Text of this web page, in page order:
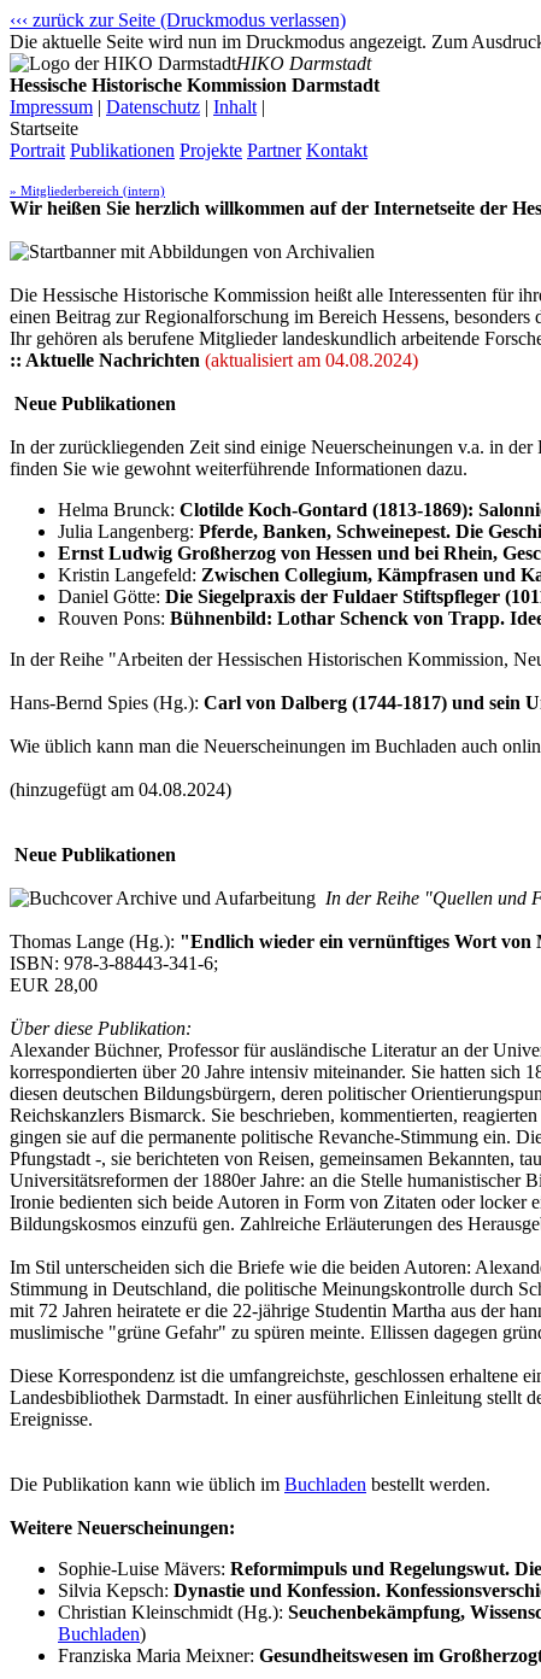
‹‹‹ zurück zur Seite (Druckmodus verlassen)
Die aktuelle Seite wird nun im Druckmodus angezeigt. Zum
HIKO Darmstadt
Hessische Historische Kommission Darmstadt
Impressum | Datenschutz | Inhalt |
Startseite
Portrait Publikationen Projekte Partner Kontakt
» Mitgliederbereich (intern)
Wir heißen Sie herzlich willkommen auf der Internetseite der
Die Hessische Historische Kommission heißt alle Interessenten für
einen Beitrag zur Regionalforschung im Bereich Hessens,
Ihr gehören als berufene Mitglieder landeskundlich arbeitende
:: Aktuelle Nachrichten (aktualisiert am 04.08.2024)
Neue Publikationen
In der zurückliegenden Zeit sind einige Neuerscheinungen v.a. in
finden Sie wie gewohnt weiterführende Informationen dazu.
Helma Brunck: Clotilde Koch-Gontard (1813-1869):
Julia Langenberg: Pferde, Banken, Schweinepest. Die
Ernst Ludwig Großherzog von Hessen und bei Rhein,
Kristin Langefeld: Zwischen Collegium, Kämpfrasen und
Daniel Götte: Die Siegelpraxis der Fuldaer Stiftspfleger
Rouven Pons: Bühnenbild: Lothar Schenck von Trapp.
In der Reihe "Arbeiten der Hessischen Historischen Kommission,
Hans-Bernd Spies (Hg.): Carl von Dalberg (1744-1817) und sein
Wie üblich kann man die Neuerscheinungen im Buchladen auch
(hinzugefügt am 04.08.2024)
Neue Publikationen
In der Reihe "Quellen und
Thomas Lange (Hg.): "Endlich wieder ein vernünftiges Wort von
ISBN: 978-3-88443-341-6;
EUR 28,00
Über diese Publikation:
Alexander Büchner, Professor für ausländische Literatur an der
korrespondierten über 20 Jahre intensiv miteinander. Sie hatten sich
diesen deutschen Bildungsbürgern, deren politischer
Reichskanzlers Bismarck. Sie beschrieben, kommentierten,
gingen sie auf die permanente politische Revanche-Stimmung ein.
Pfungstadt -, sie berichteten von Reisen, gemeinsamen Bekannten,
Universitätsreformen der 1880er Jahre: an die Stelle
Ironie bedienten sich beide Autoren in Form von Zitaten oder locker
Bildungskosmos einzufü gen. Zahlreiche Erläuterungen des
Im Stil unterscheiden sich die Briefe wie die beiden Autoren:
Stimmung in Deutschland, die politische Meinungskontrolle durch
mit 72 Jahren heiratete er die 22-jährige Studentin Martha aus der
muslimische "grüne Gefahr" zu spüren meinte. Ellissen dagegen
Diese Korrespondenz ist die umfangreichste, geschlossen erhaltene
Landesbibliothek Darmstadt. In einer ausführlichen Einleitung stellt
Ereignisse.
Die Publikation kann wie üblich im Buchladen bestellt werden.
Weitere Neuerscheinungen:
Sophie-Luise Mävers: Reformimpuls und Regelungswut.
Silvia Kepsch: Dynastie und Konfession.
Christian Kleinschmidt (Hg.): Seuchenbekämpfung,
Buchladen)
Franziska Maria Meixner: Gesundheitswesen im